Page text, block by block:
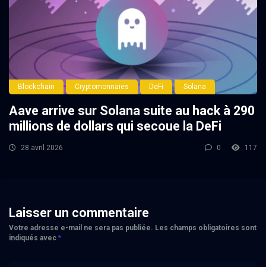
Blockchain Cryptomonnaies DeFi Solana
Aave arrive sur Solana suite au hack à 290
millions de dollars qui secoue la DeFi
28 avril 2026 0 117
Laisser un commentaire
Votre adresse e-mail ne sera pas publiée. Les champs obligatoires sont
indiqués avec *